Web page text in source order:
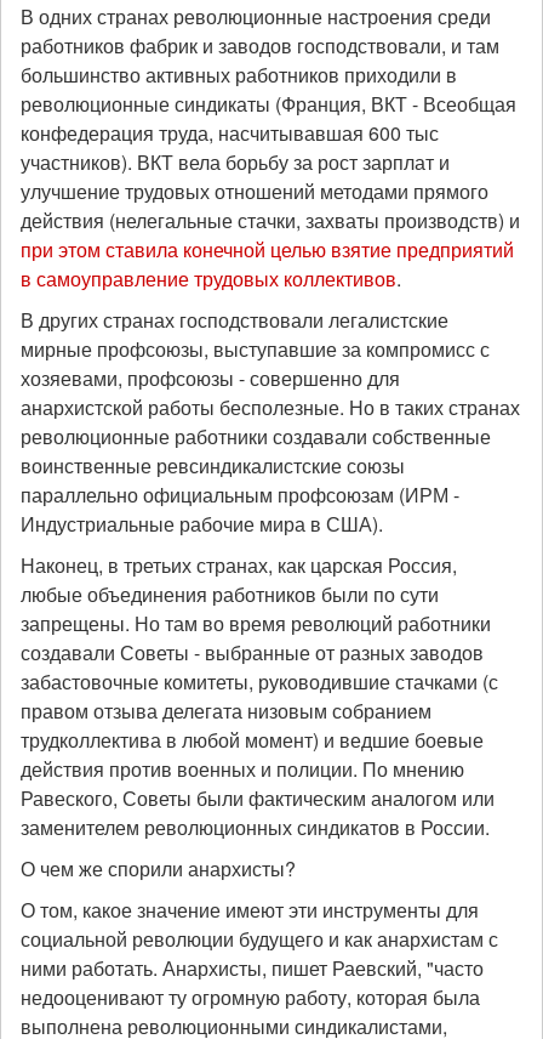
В одних странах революционные настроения среди
работников фабрик и заводов господствовали, и там
большинство активных работников приходили в
революционные синдикаты (Франция, ВКТ - Всеобщая
конфедерация труда, насчитывавшая 600 тыс
участников). ВКТ вела борьбу за рост зарплат и
улучшение трудовых отношений методами прямого
действия (нелегальные стачки, захваты производств) и
при этом ставила конечной целью взятие предприятий
в самоуправление трудовых коллективов.
В других странах господствовали легалистские
мирные профсоюзы, выступавшие за компромисс с
хозяевами, профсоюзы - совершенно для
анархистской работы бесполезные. Но в таких странах
революционные работники создавали собственные
воинственные ревсиндикалистские союзы
параллельно официальным профсоюзам (ИРМ -
Индустриальные рабочие мира в США).
Наконец, в третьих странах, как царская Россия,
любые объединения работников были по сути
запрещены. Но там во время революций работники
создавали Советы - выбранные от разных заводов
забастовочные комитеты, руководившие стачками (с
правом отзыва делегата низовым собранием
трудколлектива в любой момент) и ведшие боевые
действия против военных и полиции. По мнению
Равеского, Советы были фактическим аналогом или
заменителем революционных синдикатов в России.
О чем же спорили анархисты?
О том, какое значение имеют эти инструменты для
социальной революции будущего и как анархистам с
ними работать. Анархисты, пишет Раевский, "часто
недооценивают ту огромную работу, которая была
выполнена революционными синдикалистами,